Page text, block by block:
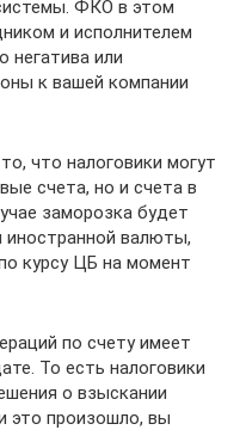
ФКО в этом
и исполнителем
негатива или
к вашей компании
что налоговики могут
счета, но и счета в
заморозка будет
иностранной валюты,
курсу ЦБ на момент
по счету имеет
То есть налоговики
о взыскании
это произошло, вы